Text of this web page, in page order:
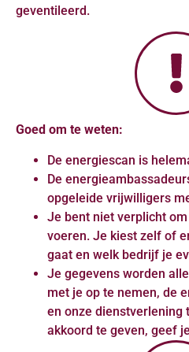
geventileerd.
Goed om te weten:
De energiescan is
De
opgeleide vrijwilligers
Je bent niet verplicht
voeren. Je kiest zelf of
gaat en welk bedrijf je
Je gegevens worden
met je op te nemen, de
en onze dienstverlening
akkoord te geven, geef